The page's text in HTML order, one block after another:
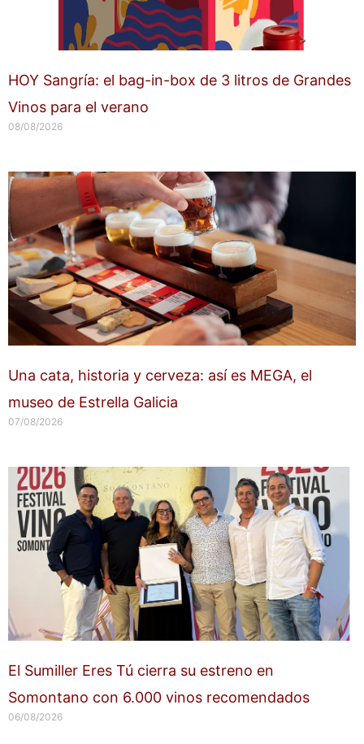
HOY Sangría: el bag-in-box de 3 litros de Grandes
Vinos para el verano
08/08/2026
Una cata, historia y cerveza: así es MEGA, el
museo de Estrella Galicia
07/08/2026
El Sumiller Eres Tú cierra su estreno en
Somontano con 6.000 vinos recomendados
06/08/2026